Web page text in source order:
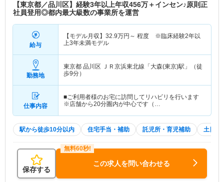
【東京都／品川区】経験3年以上年収456万＋インセン♪原則正
社員登用◎都内最大級数の事業所を運営
給与
【モデル月収】 32.9万円～ 程度 ※臨床経験2年以
上3年未満モデル
勤務地
東京都 品川区 ＪＲ京浜東北線「大森(東京)駅」（徒
歩9分）
仕事内容
■ご利用者様のお宅に訪問してリハビリを行います
※店舗から20分圏内が中心です（…
駅から徒歩10分以内 住宅手当・補助 託児所・育児補助 土日祝
保存する
この求人を問い合わせる